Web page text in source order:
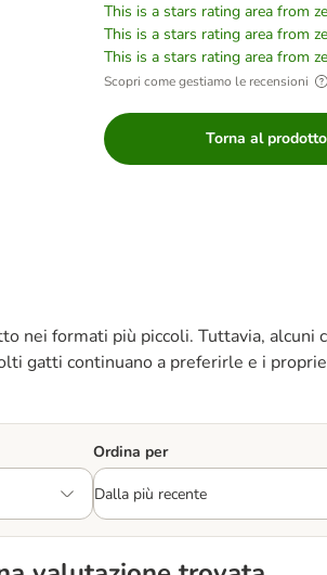
This is a stars rating area from
This is a stars rating area from
This is a stars rating area from
Scopri come gestiamo le recensioni
Torna al prodotto
formati più piccoli. Tuttavia, alcuni
gatti continuano a preferirle e i
Ordina per